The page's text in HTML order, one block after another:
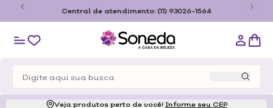
R$179,00 somente para o estado de São
Central de
Veja produtos perto de você! Informe seu CEP